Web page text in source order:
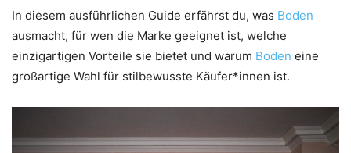
In diesem ausführlichen Guide erfährst du, was Boden
ausmacht, für wen die Marke geeignet ist, welche
einzigartigen Vorteile sie bietet und warum Boden eine
großartige Wahl für stilbewusste Käufer*innen ist.